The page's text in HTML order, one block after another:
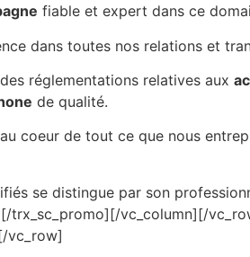
fiable et expert dans ce
dans toutes nos relations et
réglementations relatives aux
de qualité.
coeur de tout ce que nous
se distingue par son
trx_sc_promo][/vc_column][/
vc_row]